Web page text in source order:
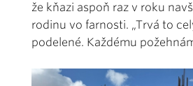
že kňazi aspoň raz v roku
rodinu vo farnosti. „Trvá to
podelené. Každému